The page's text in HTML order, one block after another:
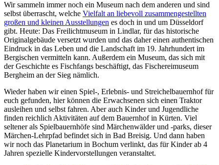
Wir sammeln immer noch ein Museum nach dem anderen und sind
selbst überrascht, welche Vielfalt an liebevoll zusammengestellten
großen und kleinen Ausstellungen es doch in und um Düsseldorf
gibt. Heute: Das Freilichtmuseum in Lindlar, für das historische
Originalgebäude versetzt wurden und das daher einen authentischen
Eindruck in das Leben und die Landschaft im 19. Jahrhundert im
Bergischen vermitteln kann. Außerdem ein Museum, das sich mit
der Geschichte es Fischfangs beschäftigt, das Fischereimuseum
Bergheim an der Sieg nämlich.
Wieder haben wir einen Spiel-, Erlebnis- und Streichelbauernhof für
euch gefunden, hier können die Erwachsenen sich einen Traktor
ausleihen und selbst fahren. Aber auch Kinder und Jugendliche
finden reichlich Aktivitäten auf dem Bauernhof in Kürten. Viel
seltener als Spielbauernhöfe sind Märchenwälder und -parks, dieser
Märchen-Lehrpfad befindet sich in Bad Breisig. Und dann haben
wir noch das Planetarium in Bochum verlinkt, das für Kinder ab 4
Jahren spezielle Kindervorstellungen veranstaltet.